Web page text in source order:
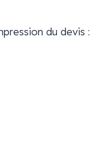
du devis :